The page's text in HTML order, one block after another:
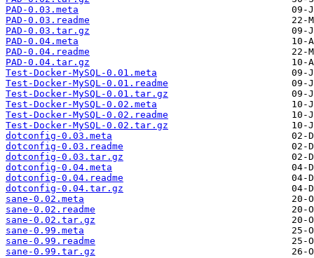
PAD-0.03.meta
PAD-0.03.readme
PAD-0.03.tar.gz
PAD-0.04.meta
PAD-0.04.readme
PAD-0.04.tar.gz
Test-Docker-MySQL-0.01.meta
Test-Docker-MySQL-0.01.readme
Test-Docker-MySQL-0.01.tar.gz
Test-Docker-MySQL-0.02.meta
Test-Docker-MySQL-0.02.readme
Test-Docker-MySQL-0.02.tar.gz
dotconfig-0.03.meta
dotconfig-0.03.readme
dotconfig-0.03.tar.gz
dotconfig-0.04.meta
dotconfig-0.04.readme
dotconfig-0.04.tar.gz
sane-0.02.meta
sane-0.02.readme
sane-0.02.tar.gz
sane-0.99.meta
sane-0.99.readme
sane-0.99.tar.gz